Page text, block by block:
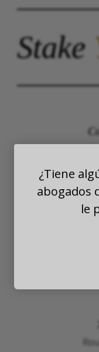
Stake
¿Tiene
abogados
le